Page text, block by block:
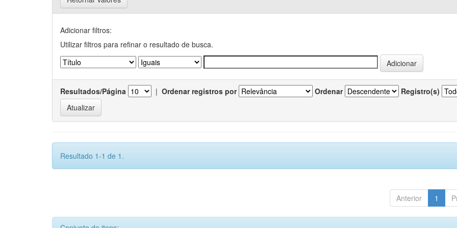
Adicionar filtros:
Utilizar filtros para refinar o resultado de busca.
Resultados/Página | Ordenar registros por Ordenar Registro(s)
Resultado 1-1 de 1.
Anterior 1